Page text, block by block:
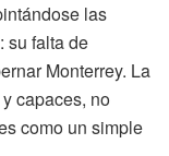
las
su falta de
Monterrey. La
capaces, no
como un simple